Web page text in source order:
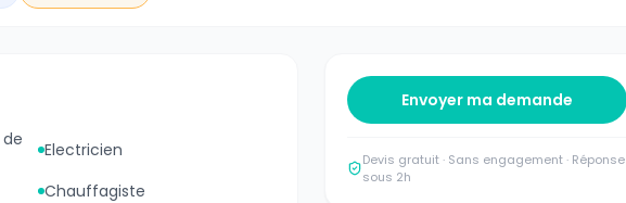
Electricien
Chauffagiste
Envoyer ma demande
Devis gratuit · Sans engagement · Réponse
sous 2h